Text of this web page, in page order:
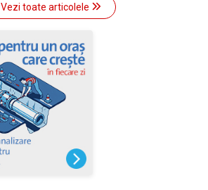
Vezi toate articolele